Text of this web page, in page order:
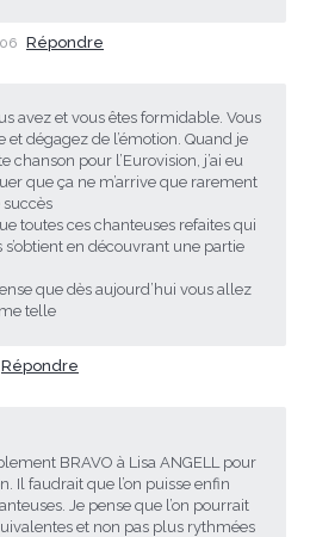
Répondre
avez et vous êtes formidable. Vous
dégagez de l’émotion. Quand je
chanson pour l’Eurovision, j’ai eu
que ça ne m’arrive que rarement
succès
toutes ces chanteuses refaites qui
en découvrant une partie
que dès aujourd’hui vous allez
telle
Répondre
BRAVO à Lisa ANGELL pour
Il faudrait que l’on puisse enfin
Je pense que l’on pourrait
et non pas plus rythmées